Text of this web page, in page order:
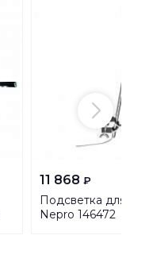
11 868 ₽
Подсветка для
Nepro 146472